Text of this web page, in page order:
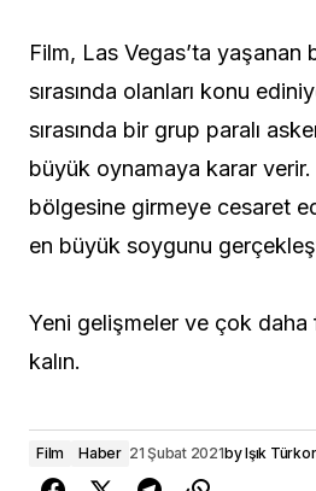
Film, Las Vegas’ta yaşanan
sırasında olanları konu
sırasında bir grup paralı
büyük oynamaya karar
bölgesine girmeye cesaret
en büyük soygunu
Yeni gelişmeler ve çok daha
kalın.
Film Haber 21 Şubat 2021byIşık